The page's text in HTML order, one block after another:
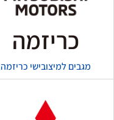
כריזמה
מגבים למיצובישי כריזמה